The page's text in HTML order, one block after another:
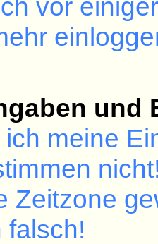
nicht!
Bild unter
Rang
E-Mail-Link
mich